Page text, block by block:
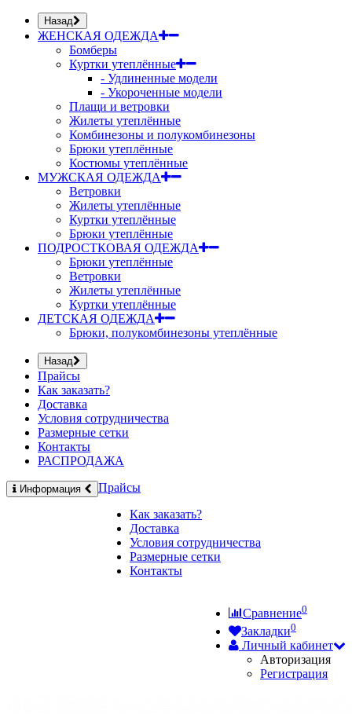
Назад
ЖЕНСКАЯ ОДЕЖДА
Бомберы
Куртки утеплённые
- Удлиненные модели
- Укороченные модели
Плащи и ветровки
Жилеты утеплённые
Комбинезоны и полукомбинезоны
Брюки утеплённые
Костюмы утеплённые
МУЖСКАЯ ОДЕЖДА
Ветровки
Жилеты утеплённые
Куртки утеплённые
Брюки утеплённые
ПОДРОСТКОВАЯ ОДЕЖДА
Брюки утеплённые
Ветровки
Жилеты утеплённые
Куртки утеплённые
ДЕТСКАЯ ОДЕЖДА
Брюки, полукомбинезоны утеплённые
Назад
Прайсы
Как заказать?
Доставка
Условия сотрудничества
Размерные сетки
Контакты
РАСПРОДАЖА
Информация
Прайсы
Как заказать?
Доставка
Условия сотрудничества
Размерные сетки
Контакты
Сравнение0
Закладки0
Личный кабинет
Авторизация
Регистрация